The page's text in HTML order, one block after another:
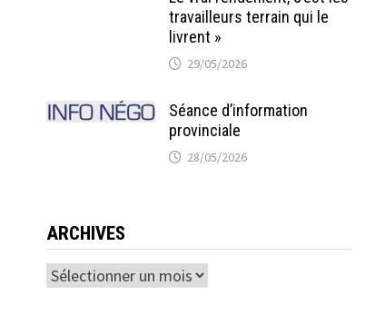
travailleurs terrain qui le
livrent »
29/05/2026
Séance d’information
provinciale
28/05/2026
ARCHIVES
Archives